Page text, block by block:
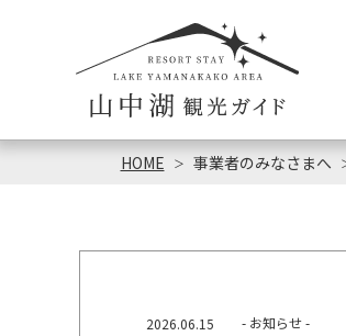
HOME 事業者のみなさまへ
2026.06.15 - お知らせ -